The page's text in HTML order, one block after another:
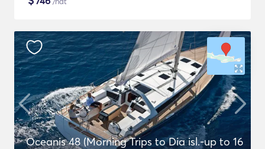
Oceanis 48 (Morning Trips to Dia isl.-up to 16